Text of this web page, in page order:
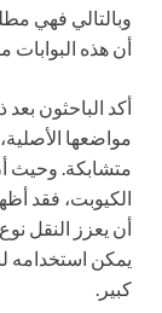
وبالتالي فهي
أن هذه البوابات
أكد الباحثون بعد
مواضعها
متشابكة. وحيث
الكيوبت، فقد
أن يعزز النقل
يمكن استخدامه
كبير.